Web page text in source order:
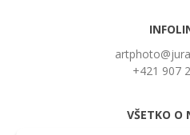
+421 907
VŠETKO O